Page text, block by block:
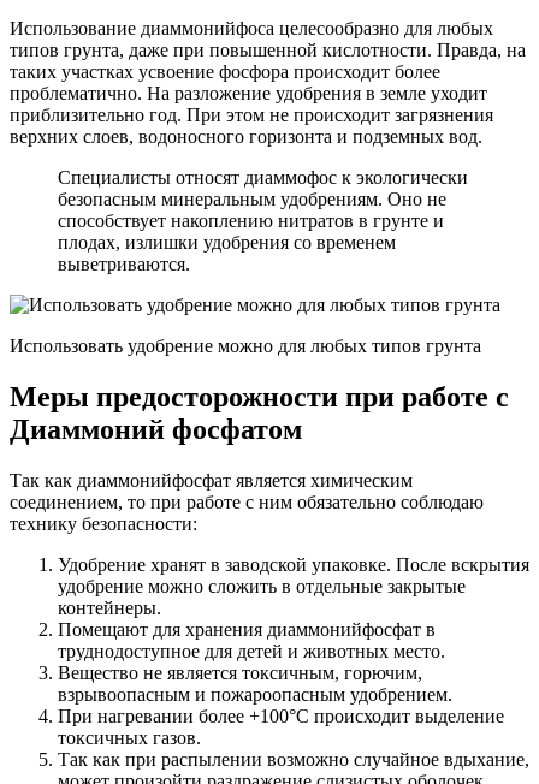
Использование диаммонийфоса целесообразно для любых
типов грунта, даже при повышенной кислотности. Правда, на
таких участках усвоение фосфора происходит более
проблематично. На разложение удобрения в земле уходит
приблизительно год. При этом не происходит загрязнения
верхних слоев, водоносного горизонта и подземных вод.
Специалисты относят диаммофос к экологически
безопасным минеральным удобрениям. Оно не
способствует накоплению нитратов в грунте и
плодах, излишки удобрения со временем
выветриваются.
Использовать удобрение можно для любых типов грунта
Меры предосторожности при работе с
Диаммоний фосфатом
Так как диаммонийфосфат является химическим
соединением, то при работе с ним обязательно соблюдаю
технику безопасности:
Удобрение хранят в заводской упаковке. После вскрытия
удобрение можно сложить в отдельные закрытые
контейнеры.
Помещают для хранения диаммонийфосфат в
труднодоступное для детей и животных место.
Вещество не является токсичным, горючим,
взрывоопасным и пожароопасным удобрением.
При нагревании более +100°С происходит выделение
токсичных газов.
Так как при распылении возможно случайное вдыхание,